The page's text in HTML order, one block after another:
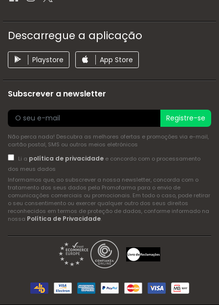
Descarregue a aplicação
Playstore App Store
Subscrever a newsletter
Registre-se
Não perca nada! Descubra as melhores ofertas e promoções via e-mail,
cartão postal, SMS ou outros meios eletrónicos
Li a política de privacidadee concordo com o processamento
dos meus dados
Informamos que, ao subscrever a nossa newsletter, concorda com o
tratamento dos seus dados pela Promofarma para o envio de
comunicações comerciais ou promocionais. Em todo o caso, pode retirar
o seu consentimento ou exercer qualquer outro dos seus direitos
reconhecidos em termos de proteção de dados, conforme informado na
nossa Política de Privacidade.